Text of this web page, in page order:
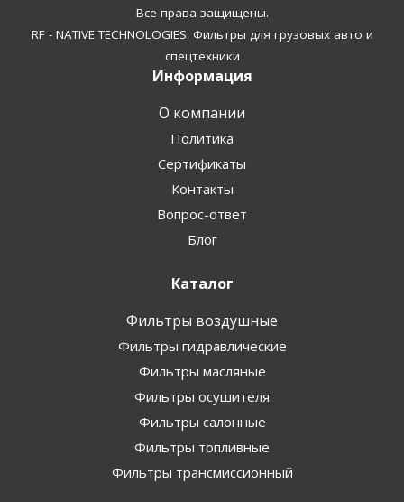
Все права защищены.
RF - NATIVE TECHNOLOGIES: Фильтры для грузовых авто и
спецтехники
Информация
О компании
Политика
Сертификаты
Контакты
Вопрос-ответ
Блог
Каталог
Фильтры воздушные
Фильтры гидравлические
Фильтры масляные
Фильтры осушителя
Фильтры салонные
Фильтры топливные
Фильтры трансмиссионный